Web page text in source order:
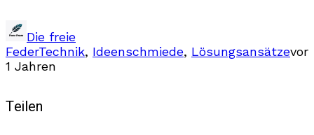
Die freie
FederTechnik, Ideenschmiede, Lösungsansätzevor
1 Jahren
Teilen